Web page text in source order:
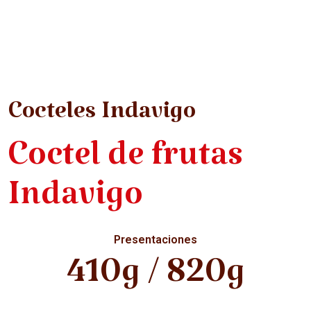
Cocteles Indavigo
Coctel de frutas
Indavigo
Presentaciones
410g / 820g